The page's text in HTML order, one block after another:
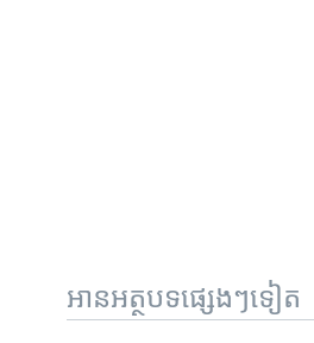
អានអត្ថបទផ្សេងៗទៀត